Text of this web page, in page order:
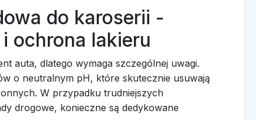
do karoserii -
ochrona lakieru
auta, dlatego wymaga szczególnej uwagi.
o neutralnym pH, które skutecznie usuwają
W przypadku trudniejszych
drogowe, konieczne są dedykowane